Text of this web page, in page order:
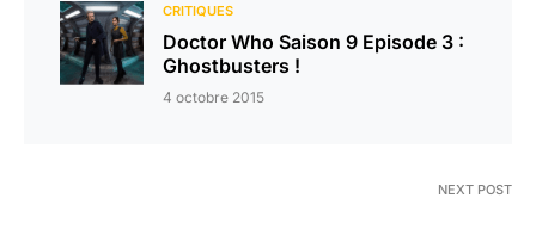
CRITIQUES
Doctor Who Saison 9 Episode 3 :
Ghostbusters !
4 octobre 2015
NEXT POST